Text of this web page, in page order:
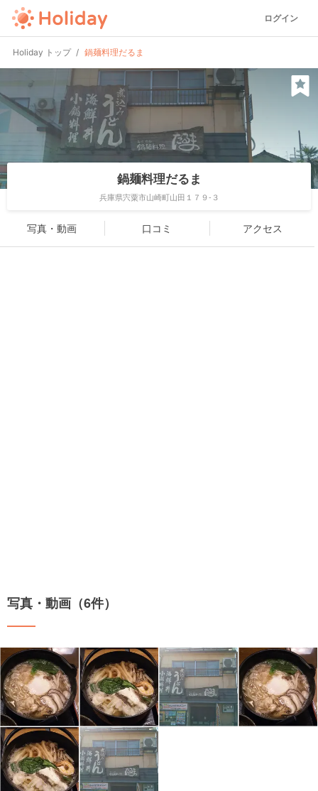
ログイン
Holiday トップ 鍋麺料理だるま
鍋麺料理だるま
兵庫県宍粟市山崎町山田１７９-３
写真・動画 口コミ アクセス
写真・動画（6件）